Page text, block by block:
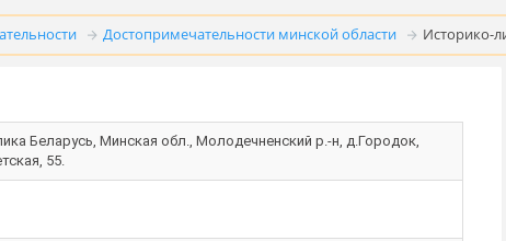
Достопримечательности минской области Историко-
Беларусь, Минская обл., Молодечненский р.-н, д.Городок,
55.